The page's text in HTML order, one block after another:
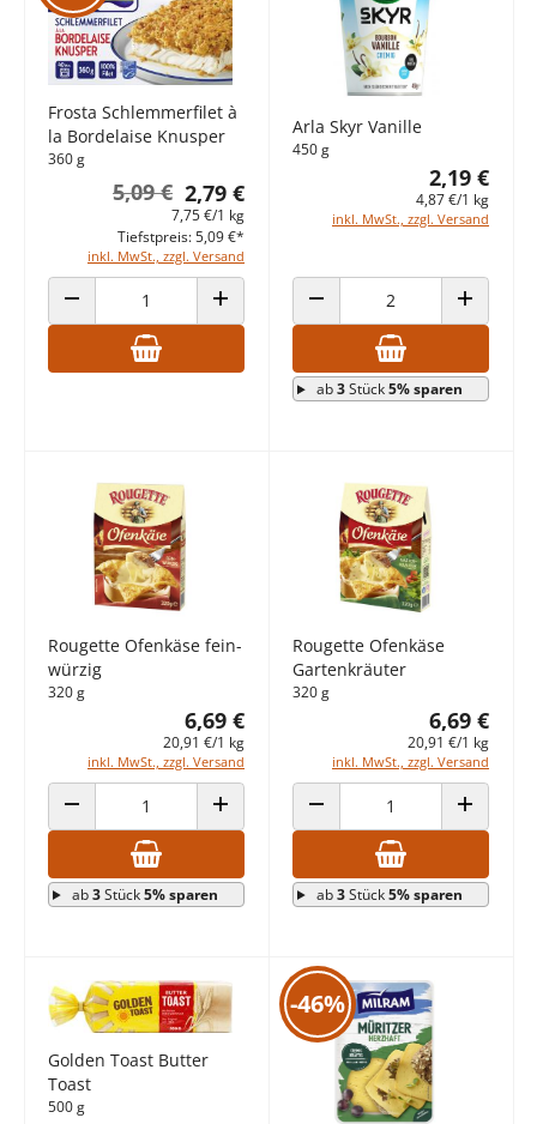
Frosta Schlemmerfilet à
la Bordelaise Knusper
360 g
2,79 €
5,09 €
7,75 €/1 kg
inkl. MwSt., zzgl. Versand
Tiefstpreis: 5,09 €*
ANZAHL VERRINGERN ANZAHL ERHÖHEN
Arla Skyr Vanille
450 g
2,19 €
4,87 €/1 kg
inkl. MwSt., zzgl. Versand
ANZAHL VERRINGERN ANZAHL
ab3Stück5% sparen
Rougette Ofenkäse fein-
würzig
320 g
6,69 €
20,91 €/1 kg
inkl. MwSt., zzgl. Versand
ANZAHL VERRINGERN ANZAHL ERHÖHEN
ab3Stück5% sparen
Rougette Ofenkäse
Gartenkräuter
320 g
6,69 €
20,91 €/1 kg
inkl. MwSt., zzgl. Versand
ANZAHL VERRINGERN ANZAHL
ab3Stück5% sparen
Golden Toast Butter
Toast
500 g
-46%